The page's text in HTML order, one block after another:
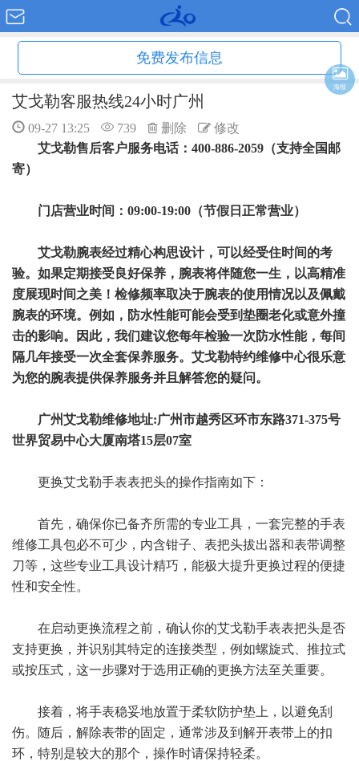
免费发布信息
艾戈勒客服热线24小时广州
09-27 13:25 739 删除
修改
艾戈勒售后客户服务电话：400-886-2059（支持全国邮
寄）
门店营业时间：09:00-19:00（节假日正常营业）
艾戈勒腕表经过精心构思设计，可以经受住时间的考
验。如果定期接受良好保养，腕表将伴随您一生，以高精准
度展现时间之美！检修频率取决于腕表的使用情况以及佩戴
腕表的环境。例如，防水性能可能会受到垫圈老化或意外撞
击的影响。因此，我们建议您每年检验一次防水性能，每间
隔几年接受一次全套保养服务。艾戈勒特约维修中心很乐意
为您的腕表提供保养服务并且解答您的疑问。
广州艾戈勒维修地址:广州市越秀区环市东路371-375号
世界贸易中心大厦南塔15层07室
更换艾戈勒手表表把头的操作指南如下：
首先，确保你已备齐所需的专业工具，一套完整的手表
维修工具包必不可少，内含钳子、表把头拔出器和表带调整
刀等，这些专业工具设计精巧，能极大提升更换过程的便捷
性和安全性。
在启动更换流程之前，确认你的艾戈勒手表表把头是否
支持更换，并识别其特定的连接类型，例如螺旋式、推拉式
或按压式，这一步骤对于选用正确的更换方法至关重要。
接着，将手表稳妥地放置于柔软防护垫上，以避免刮
伤。随后，解除表带的固定，通常涉及到解开表带上的扣
环，特别是较大的那个，操作时请保持轻柔。
海报